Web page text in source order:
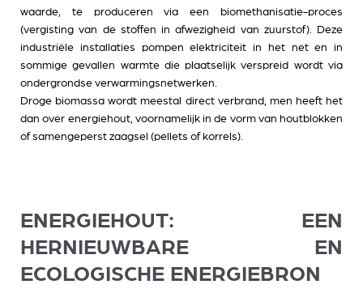
waarde, te produceren via een biomethanisatie-proces
(vergisting van de stoffen in afwezigheid van zuurstof). Deze
industriële installaties pompen elektriciteit in het net en in
sommige gevallen warmte die plaatselijk verspreid wordt via
ondergrondse verwarmingsnetwerken.
Droge biomassa wordt meestal direct verbrand, men heeft het
dan over energiehout, voornamelijk in de vorm van houtblokken
of samengeperst zaagsel (pellets of korrels).
ENERGIEHOUT: EEN
HERNIEUWBARE EN
ECOLOGISCHE ENERGIEBRON